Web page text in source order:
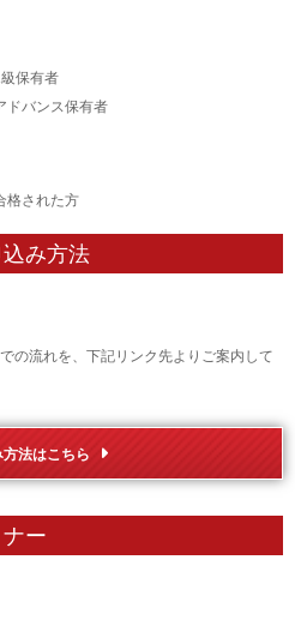
保有者
ドバンス保有者
格された方
み方法
の流れを、下記リンク先よりご案内して
方法はこちら
ー